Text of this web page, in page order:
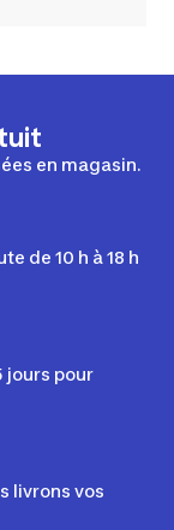
en magasin.
de 10 h à 18 h
jours pour
livrons vos